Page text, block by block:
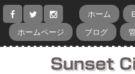
コ
ホーム
ホームページ
ブログ
Sunset